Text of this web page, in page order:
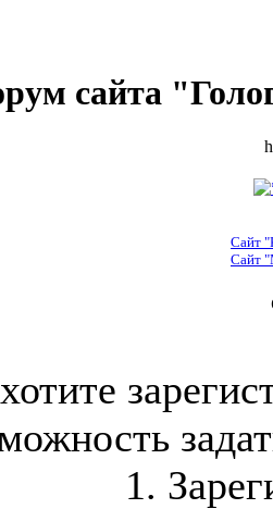
сайта
Сайт
Сайт
1.